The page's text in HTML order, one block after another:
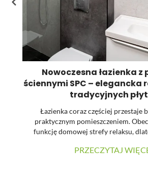
Nowoczesna łazienka z
ściennymi SPC – elegancka
tradycyjnych
Łazienka coraz częściej przestaje
praktycznym pomieszczeniem.
funkcję domowej strefy relaksu,
materiałów oraz łatwość
PRZECZYTAJ